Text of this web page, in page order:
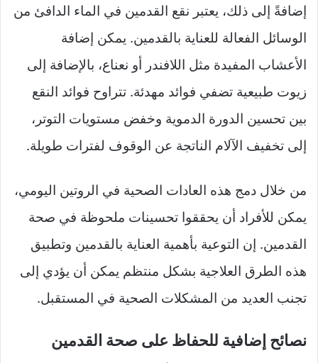
إضافةً إلى ذلك، يعتبر نقع القدمين في الماء الدافئ من
الوسائل الفعالة للعناية بالقدمين. يمكن إضافة
الأعشاب المفيدة مثل اللافندر أو نعناع، بالإضافة إلى
زيوت طبيعية تضفي فوائد مهدئة. تتراوح فوائد النقع
بين تحسين الدورة الدموية وخفض مستويات التوتر،
إلى تخفيف الآلام الناتجة عن الوقوف لفترات طويلة.
من خلال دمج هذه العادات الصحية في الروتين اليومي،
يمكن للأفراد أن يحققوا تحسينات ملحوظة في صحة
القدمين. إن التوعية بأهمية العناية بالقدمين وتطبيق
هذه الطرق العلاجية بشكل منتظم يمكن أن يؤدي إلى
تجنب العديد من المشكلات الصحية في المستقبل.
نصائح إضافية للحفاظ على صحة القدمين